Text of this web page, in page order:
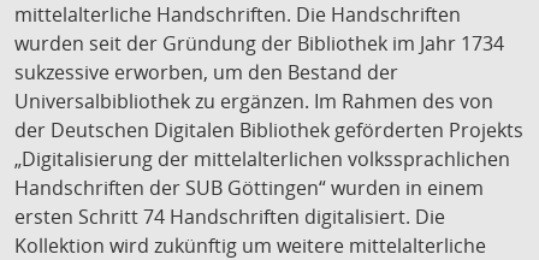
mittelalterliche Handschriften. Die Handschriften
wurden seit der Gründung der Bibliothek im Jahr 1734
sukzessive erworben, um den Bestand der
Universalbibliothek zu ergänzen. Im Rahmen des von
der Deutschen Digitalen Bibliothek geförderten Projekts
„Digitalisierung der mittelalterlichen volkssprachlichen
Handschriften der SUB Göttingen“ wurden in einem
ersten Schritt 74 Handschriften digitalisiert. Die
Kollektion wird zukünftig um weitere mittelalterliche